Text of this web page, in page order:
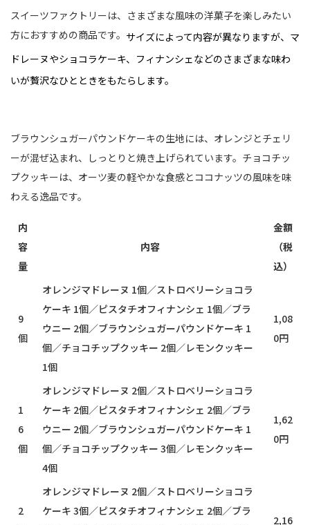
スイーツファクトリーは、さまざまな風味の洋菓子を楽しみたい
方におすすめの商品です。 サイズによって内容が異なりますが、マ
ドレーヌやショコラケーキ、フィナンシェなどのさまざまな味わ
いが贅沢なひとときをもたらします。
ブラウンシュガーパウンドケーキの生地には、オレンジとチェリ
ーが混ぜ込まれ、しっとりと焼き上げられています。チョコチッ
プクッキーは、オーツ麦の軽やかな食感とココナッツの風味を味
わえる逸品です。
内
容
量
内容
金額
（税
込）
9
個
オレンジマドレーヌ 1個／ストロベリーショコラ
ケーキ 1個／ピスタチオフィナンシェ 1個／ブラ
ウニー 2個／ブラウンシュガーパウンドケーキ 1
個／チョコチップクッキー 2個／レモンクッキー
1個
1,08
0円
1
6
個
オレンジマドレーヌ 2個／ストロベリーショコラ
ケーキ 2個／ピスタチオフィナンシェ 2個／ブラ
ウニー 2個／ブラウンシュガーパウンドケーキ 1
個／チョコチップクッキー 3個／レモンクッキー
4個
1,62
0円
2
オレンジマドレーヌ 2個／ストロベリーショコラ
ケーキ 3個／ピスタチオフィナンシェ 2個／ブラ
2,16